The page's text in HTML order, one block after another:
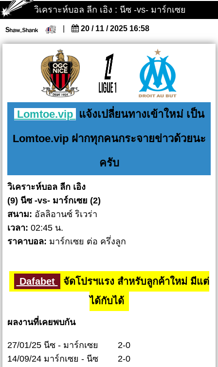
วิเคราะห์บอล ลีก เอิง : นีซ -vs- มาร์กเซย
20 / 11 / 2025 16:58
Lomtoe.vip แจ้งเปลี่ยนทางเข้าใหม่ เป็น
Lomtoe.vip ฝากทุกคนกระจายข่าวด้วยนะ
ครับ
วิเคราะห์บอล ลีก เอิง
(9) นีซ -vs- มาร์กเซย (2)
สนาม: อัลลิอานซ์ ริเวร่า
เวลา: 02:45 น.
ราคาบอล: มาร์กเซย ต่อ ครึ่งลูก
Dafabet
จัดโปรฯแรง สำหรับลูกค้าใหม่ มีแต่
ได้กับได้
ผลงานที่เคยพบกัน
27/01/25 นีซ - มาร์กเซย 2-0
14/09/24 มาร์กเซย - นีซ 2-0